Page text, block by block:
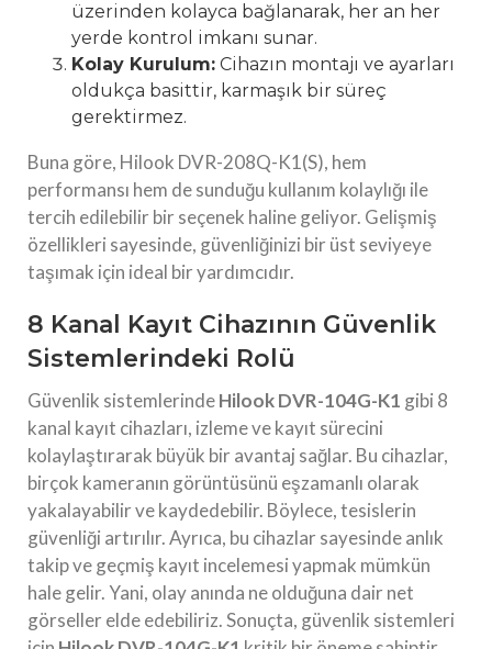
üzerinden kolayca bağlanarak, her an her
yerde kontrol imkanı sunar.
Kolay Kurulum: Cihazın montajı ve ayarları
oldukça basittir, karmaşık bir süreç
gerektirmez.
Buna göre, Hilook DVR-208Q-K1(S), hem
performansı hem de sunduğu kullanım kolaylığı ile
tercih edilebilir bir seçenek haline geliyor. Gelişmiş
özellikleri sayesinde, güvenliğinizi bir üst seviyeye
taşımak için ideal bir yardımcıdır.
8 Kanal Kayıt Cihazının Güvenlik
Sistemlerindeki Rolü
Güvenlik sistemlerindeHilook DVR-104G-K1 gibi 8
kanal kayıt cihazları, izleme ve kayıt sürecini
kolaylaştırarak büyük bir avantaj sağlar. Bu cihazlar,
birçok kameranın görüntüsünü eşzamanlı olarak
yakalayabilir ve kaydedebilir. Böylece, tesislerin
güvenliği artırılır. Ayrıca, bu cihazlar sayesinde anlık
takip ve geçmiş kayıt incelemesi yapmak mümkün
hale gelir. Yani, olay anında ne olduğuna dair net
görseller elde edebiliriz. Sonuçta, güvenlik sistemleri